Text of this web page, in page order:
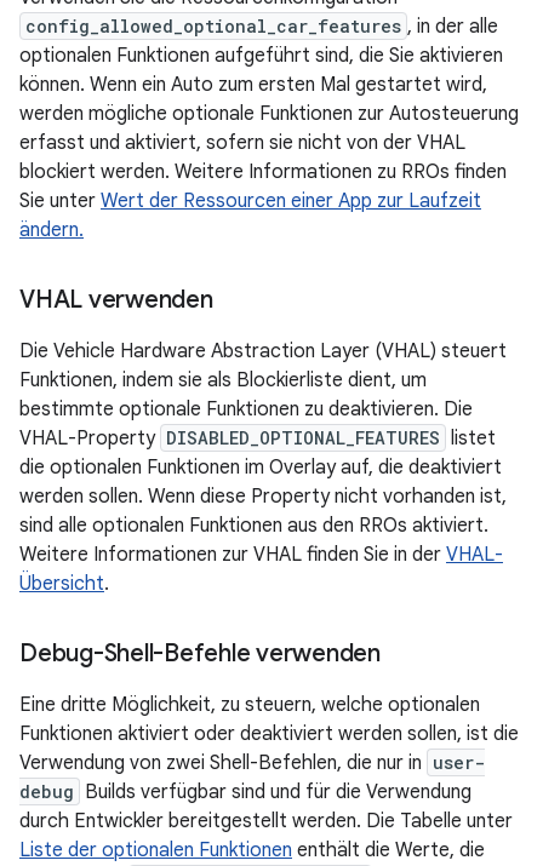
config_allowed_optional_car_features , in der alle
optionalen Funktionen aufgeführt sind, die Sie aktivieren
können. Wenn ein Auto zum ersten Mal gestartet wird,
werden mögliche optionale Funktionen zur Autosteuerung
erfasst und aktiviert, sofern sie nicht von der VHAL
blockiert werden. Weitere Informationen zu RROs finden
Sie unter Wert der Ressourcen einer App zur Laufzeit
ändern.
VHAL verwenden
Die Vehicle Hardware Abstraction Layer (VHAL) steuert
Funktionen, indem sie als Blockierliste dient, um
bestimmte optionale Funktionen zu deaktivieren. Die
VHAL-Property DISABLED_OPTIONAL_FEATURES listet
die optionalen Funktionen im Overlay auf, die deaktiviert
werden sollen. Wenn diese Property nicht vorhanden ist,
sind alle optionalen Funktionen aus den RROs aktiviert.
Weitere Informationen zur VHAL finden Sie in der VHAL-
Übersicht.
Debug-Shell-Befehle verwenden
Eine dritte Möglichkeit, zu steuern, welche optionalen
Funktionen aktiviert oder deaktiviert werden sollen, ist die
Verwendung von zwei Shell-Befehlen, die nur in user-
debug Builds verfügbar sind und für die Verwendung
durch Entwickler bereitgestellt werden. Die Tabelle unter
Liste der optionalen Funktionen enthält die Werte, die